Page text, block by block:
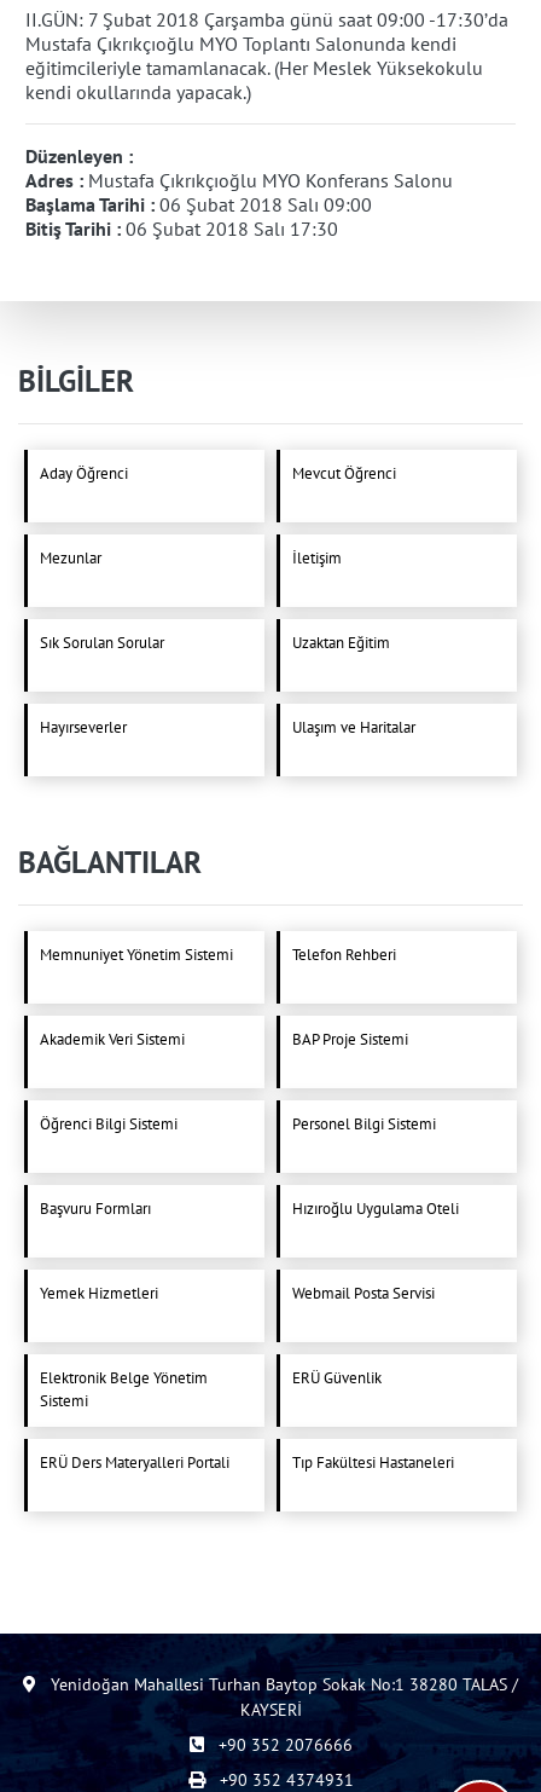
II.GÜN: 7 Şubat 2018 Çarşamba günü saat 09:00 -17:30’da
Mustafa Çıkrıkçıoğlu MYO Toplantı Salonunda kendi
eğitimcileriyle tamamlanacak. (Her Meslek Yüksekokulu
kendi okullarında yapacak.)
Düzenleyen :
Adres : Mustafa Çıkrıkçıoğlu MYO Konferans Salonu
Başlama Tarihi : 06 Şubat 2018 Salı 09:00
Bitiş Tarihi : 06 Şubat 2018 Salı 17:30
BİLGİLER
Aday Öğrenci Mevcut Öğrenci
Mezunlar İletişim
Sık Sorulan Sorular Uzaktan Eğitim
Hayırseverler Ulaşım ve Haritalar
BAĞLANTILAR
Memnuniyet Yönetim Sistemi Telefon Rehberi
Akademik Veri Sistemi BAP Proje Sistemi
Öğrenci Bilgi Sistemi Personel Bilgi Sistemi
Başvuru Formları Hızıroğlu Uygulama Oteli
Yemek Hizmetleri Webmail Posta Servisi
Elektronik Belge Yönetim
Sistemi
ERÜ Güvenlik
ERÜ Ders Materyalleri Portali Tıp Fakültesi Hastaneleri
Yenidoğan Mahallesi Turhan Baytop Sokak No:1 38280 TALAS /
KAYSERİ
+90 352 2076666
+90 352 4374931